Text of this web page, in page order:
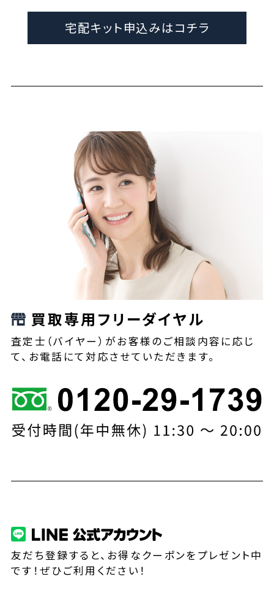
宅配キット申込みはコチラ
買取専用フリーダイヤル
査定士（バイヤー）がお客様のご相談内容に応じ
て、お電話にて対応させていただきます。
友だち登録すると、お得なクーポンをプレゼント中
です！ぜひご利用ください！